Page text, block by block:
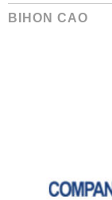
BIHON CAO